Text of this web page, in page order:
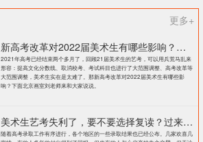
更多+
新高考改革对2022届美术生有哪些影响？北京画室刘老师来和大家说说
2021年高考已经结束两个多月了，回顾21届美术生的艺考，可以用兵荒马乱来
形容：提高文化分数线、取消校考、考试科目也进行了大范围调整、高考改革等
大范围调整，美术生实在是太难了。那新高考改革对2022届美术生有哪些影
响？下面北京画室刘老师来和大家说说。
美术生艺考失利了，要不要选择复读？过来人提出这几点建议
随着高考录取工作有序进行，各个地区的一些录取结果也已经公布。几家欢喜几